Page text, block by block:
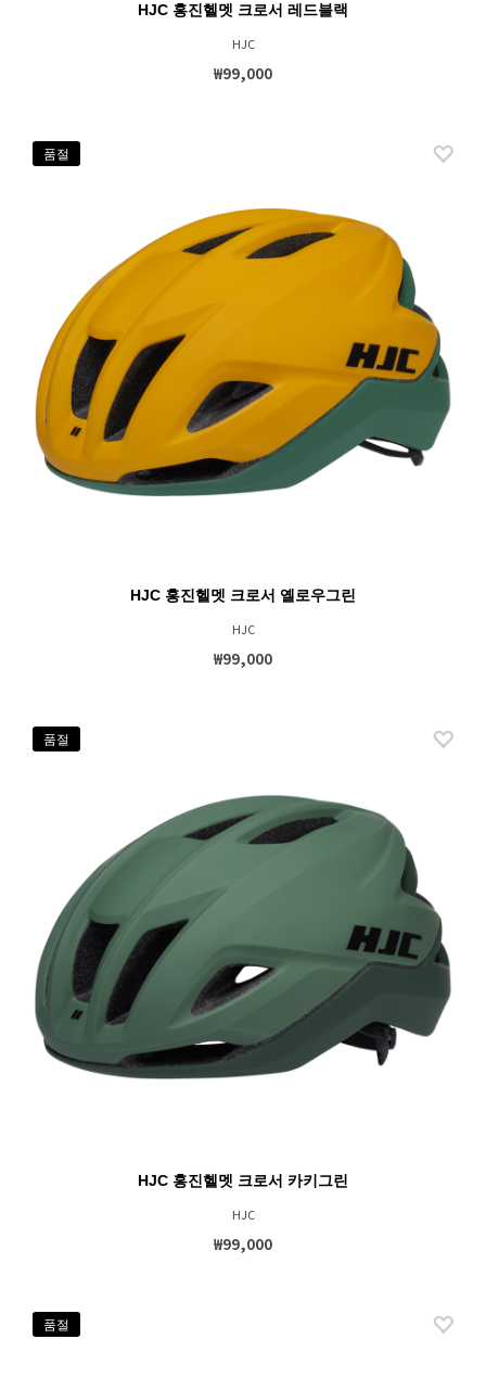
HJC 홍진헬멧 크로서 레드블랙
HJC
₩99,000
품절
HJC 홍진헬멧 크로서 옐로우그린
HJC
₩99,000
품절
HJC 홍진헬멧 크로서 카키그린
HJC
₩99,000
품절